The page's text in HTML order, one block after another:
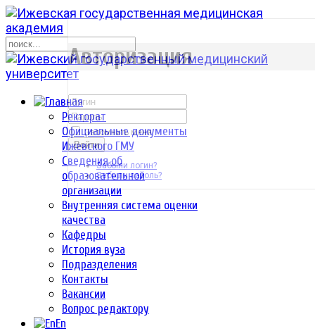
Ректорат
Официальные документы
Ижевского ГМУ
Сведения об
образовательной
организации
Внутренняя система оценки
качества
Кафедры
История вуза
Подразделения
Контакты
Вакансии
Вопрос редактору
En
р
Авторизация
Запомнить меня
Войти
Забыли логин?
Забыли пароль?